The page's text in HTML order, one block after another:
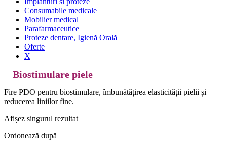
Consumabile medicale
Mobilier medical
Parafarmaceutice
Proteze dentare, Igienă Orală
Oferte
X
Biostimulare piele
Fire PDO pentru biostimulare, îmbunătățirea elasticității pielii și
reducerea liniilor fine.
Afișez singurul rezultat
Ordonează după